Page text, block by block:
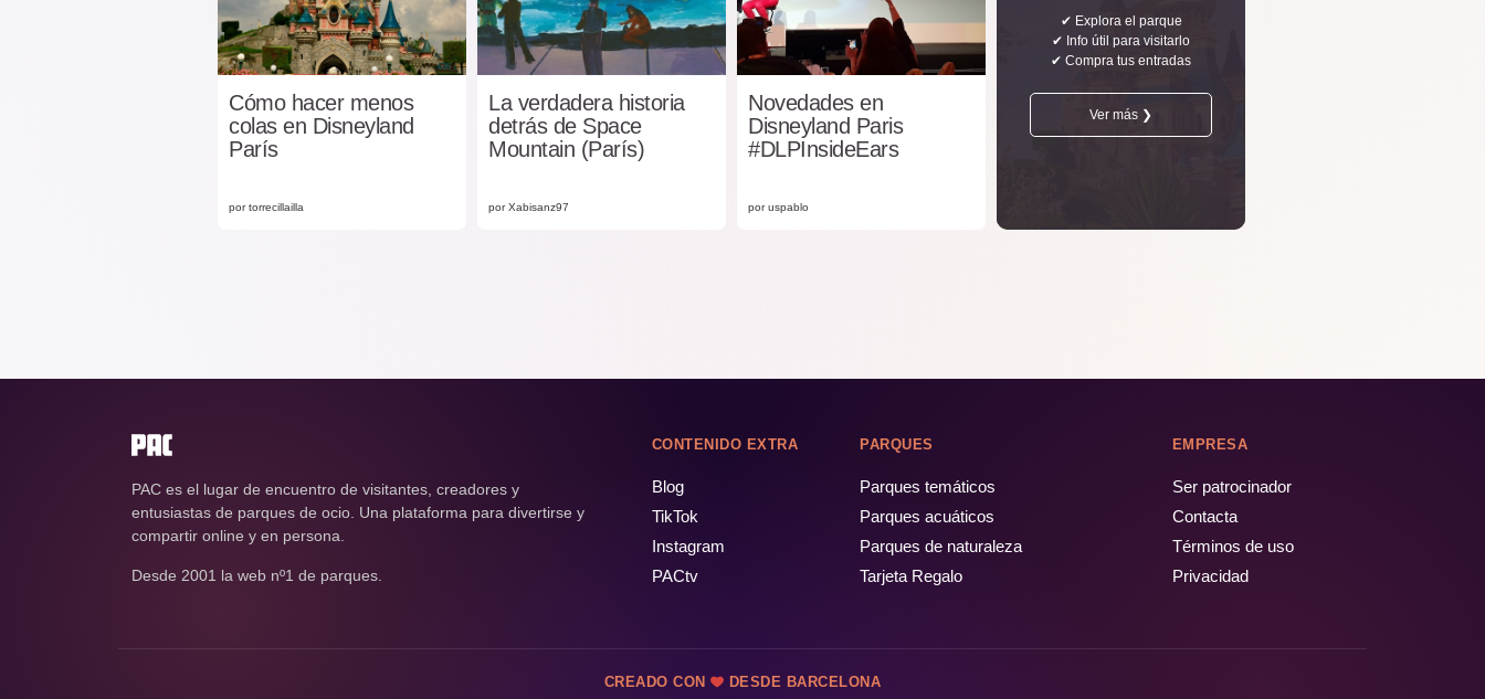
Cómo hacer menos
colas en Disneyland
París
por torrecillailla
La verdadera historia
detrás de Space
Mountain (París)
por Xabisanz97
Novedades en
Disneyland Paris
#DLPInsideEars
por uspablo
✔ Explora el parque
✔ Info útil para visitarlo
✔ Compra tus entradas
Ver más ❯
PAC es el lugar de encuentro de visitantes, creadores y
entusiastas de parques de ocio. Una plataforma para divertirse y
compartir online y en persona.
Desde 2001 la web nº1 de parques.
CONTENIDO EXTRA
Blog
TikTok
Instagram
PACtv
PARQUES
Parques temáticos
Parques acuáticos
Parques de naturaleza
Tarjeta Regalo
EMPRESA
Ser patrocinador
Contacta
Términos de uso
Privacidad
CREADO CON DESDE BARCELONA